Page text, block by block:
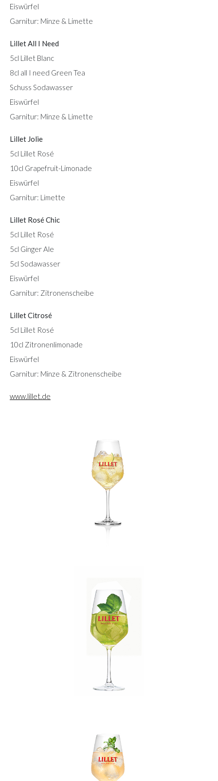
Eiswürfel
Garnitur: Minze & Limette
Lillet All I Need
5cl Lillet Blanc
8cl all I need Green Tea
Schuss Sodawasser
Eiswürfel
Garnitur: Minze & Limette
Lillet Jolie
5cl Lillet Rosé
10cl Grapefruit-Limonade
Eiswürfel
Garnitur: Limette
Lillet Rosé Chic
5cl Lillet Rosé
5cl Ginger Ale
5cl Sodawasser
Eiswürfel
Garnitur: Zitronenscheibe
Lillet Citrosé
5cl Lillet Rosé
10cl Zitronenlimonade
Eiswürfel
Garnitur: Minze & Zitronenscheibe
www.lillet.de